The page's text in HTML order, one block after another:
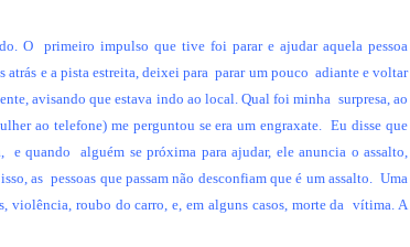
O
primeiro impulso que tive foi parar e ajudar aquela pessoa
e a pista estreita, deixei para parar um pouco adiante e voltar
avisando que estava indo ao local. Qual foi minha surpresa, ao
ao telefone) me perguntou se era um engraxate.
Eu disse que
e quando
alguém se próxima para ajudar, ele anuncia o assalto,
as pessoas que passam não desconfiam que é um assalto.
Uma
violência, roubo do carro, e, em alguns casos, morte da
vítima. A